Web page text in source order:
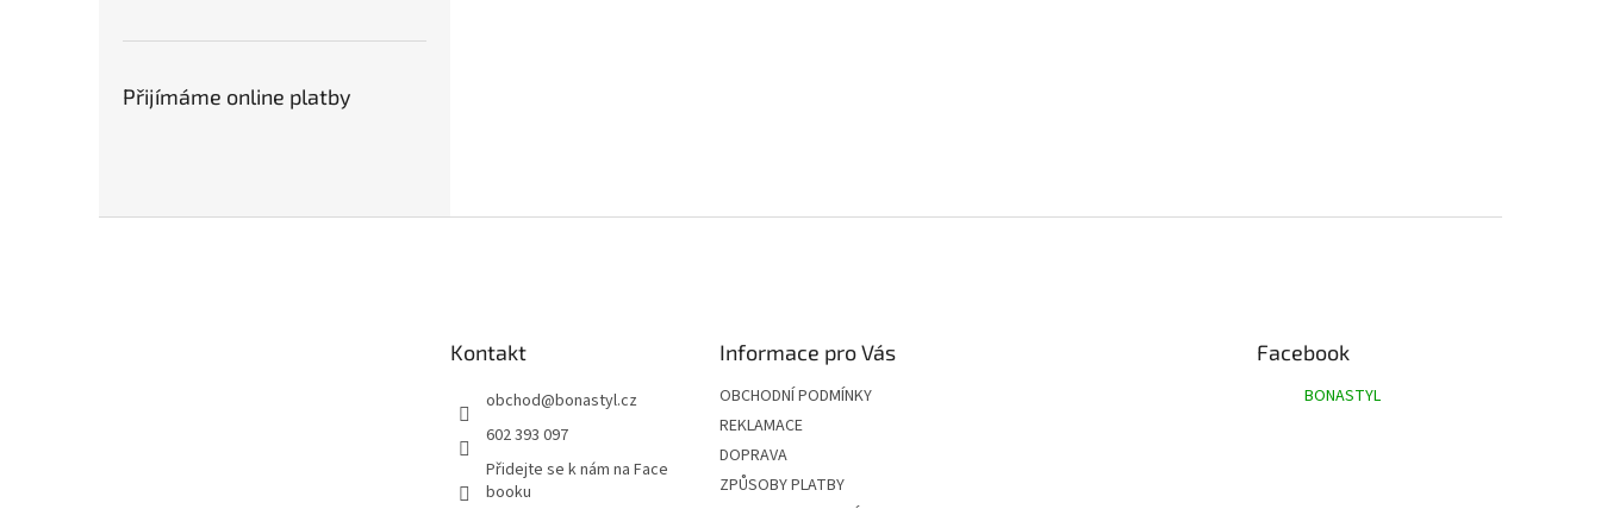
Přijímáme online platby
Kontakt
obchod@bonastyl.cz
602 393 097
Přidejte se k nám na Face
booku
Informace pro Vás
OBCHODNÍ PODMÍNKY
REKLAMACE
DOPRAVA
ZPŮSOBY PLATBY
Facebook
BONASTYL